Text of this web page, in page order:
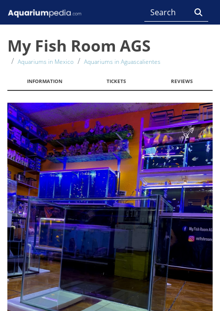
My Fish Room AGS
Aquariums in Mexico Aquariums in Aguascalientes
INFORMATION TICKETS REVIEWS